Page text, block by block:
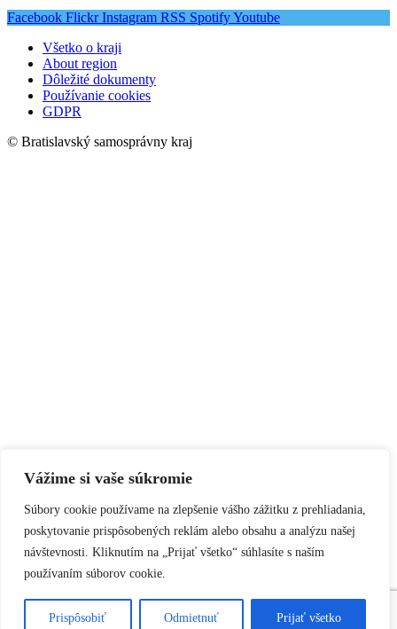
Vážime si vaše súkromie
Súbory cookie používame na zlepšenie vášho zážitku z prehliadania,
poskytovanie prispôsobených reklám alebo obsahu a analýzu našej
návštevnosti. Kliknutím na „Prijať všetko“ súhlasíte s naším
používaním súborov cookie.
Prispôsobiť Odmietnuť Prijať všetko
Facebook Flickr Instagram RSS SpotifyYoutube
Všetko o kraji
About region
Dôležité dokumenty
Používanie cookies
GDPR
© Bratislavský samosprávny kraj